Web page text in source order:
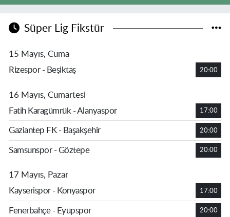
Süper Lig Fikstür
15 Mayıs, Cuma
Rizespor - Beşiktaş
20:00
16 Mayıs, Cumartesi
Fatih Karagümrük - Alanyaspor
17:00
Gaziantep FK - Başakşehir 20:00
Samsunspor - Göztepe 20:00
17 Mayıs, Pazar
Kayserispor - Konyaspor
17:00
Fenerbahçe - Eyüpspor 20:00